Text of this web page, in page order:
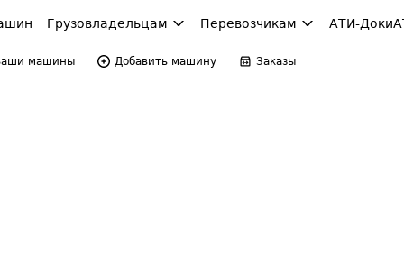
Грузовладельцам Перевозчикам АТИ-Доки
машины Добавить машину Заказы